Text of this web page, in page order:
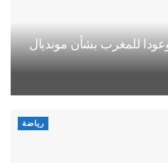
وعودا للمغرب بشأن مونديال
رياضة